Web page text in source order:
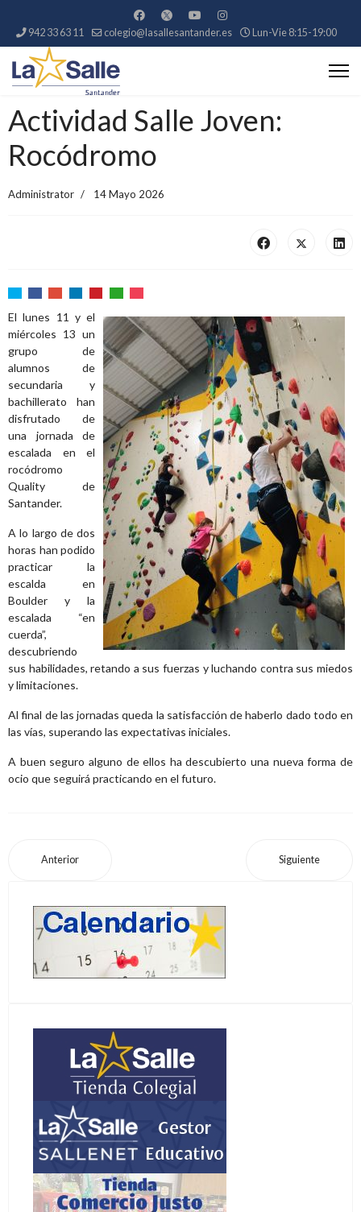
942 33 63 11 colegio@lasallesantander.es Lun-Vie 8:15-19:00
Actividad Salle Joven:
Rocódromo
Administrator 14 Mayo 2026
El lunes 11 y el
miércoles 13 un
grupo de
alumnos de
secundaria y
bachillerato han
disfrutado de
una jornada de
escalada en el
rocódromo
Quality de
Santander.
A lo largo de dos
horas han podido
practicar la
escalda en
Boulder y la
escalada “en
cuerda”,
descubriendo
sus habilidades, retando a sus fuerzas y luchando contra sus miedos
y limitaciones.
Al final de las jornadas queda la satisfacción de haberlo dado todo en
las vías, superando las expectativas iniciales.
A buen seguro alguno de ellos ha descubierto una nueva forma de
ocio que seguirá practicando en el futuro.
Anterior Siguiente